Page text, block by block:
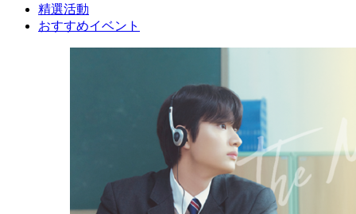
精選活動
おすすめイベント